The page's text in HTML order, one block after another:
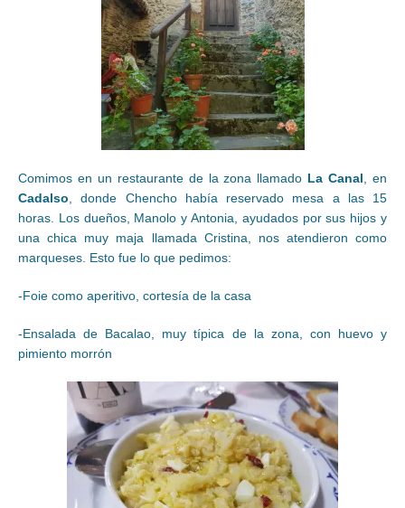
Comimos en un restaurante de la zona llamado La Canal, en
Cadalso, donde Chencho había reservado mesa a las 15
horas. Los dueños, Manolo y Antonia, ayudados por sus hijos y
una chica muy maja llamada Cristina, nos atendieron como
marqueses. Esto fue lo que pedimos:
-Foie como aperitivo, cortesía de la casa
-Ensalada de Bacalao, muy típica de la zona, con huevo y
pimiento morrón